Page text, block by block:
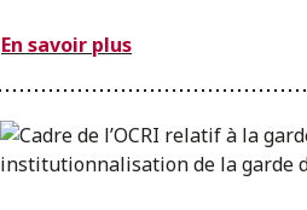
En savoir plus